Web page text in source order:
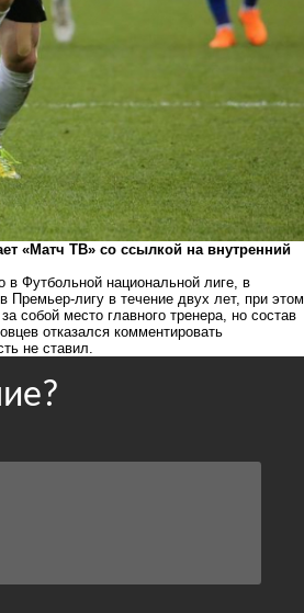
«Матч ТВ» со ссылкой на внутренний
Футбольной национальной лиге, в
Премьер-лигу в течение двух лет, при этом
собой место главного тренера, но состав
отказался комментировать
не ставил.